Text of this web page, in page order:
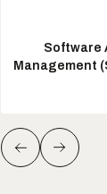
Software
Management